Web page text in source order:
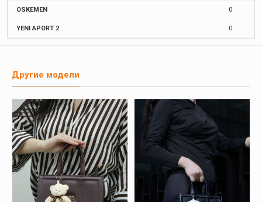
OSKEMEN 0
YENI APORT 2 0
Другие модели